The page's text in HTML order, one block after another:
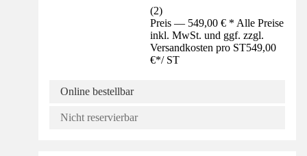
(2)
Preis — 549,00 € * Alle Preise
inkl. MwSt. und ggf. zzgl.
Versandkosten pro ST549,00
€*/ ST
Online bestellbar
Nicht reservierbar